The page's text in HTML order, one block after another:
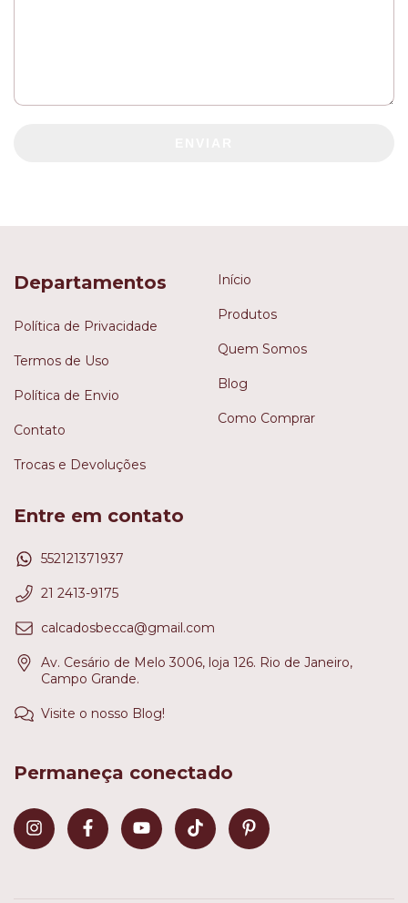
Departamentos
Política de Privacidade
Termos de Uso
Política de Envio
Contato
Trocas e Devoluções
Início
Produtos
Quem Somos
Blog
Como Comprar
Entre em contato
552121371937
21 2413-9175
calcadosbecca@gmail.com
Av. Cesário de Melo 3006, loja 126. Rio de Janeiro,
Campo Grande.
Visite o nosso Blog!
Permaneça conectado